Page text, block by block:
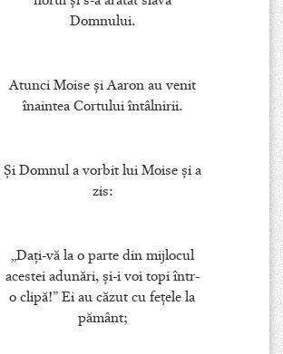
Domnului.
Atunci Moise şi Aaron au venit
înaintea Cortului întâlnirii.
Şi Domnul a vorbit lui Moise şi a
zis:
„Daţi-vă la o parte din mijlocul
acestei adunări, şi-i voi topi într-
o clipă!” Ei au căzut cu feţele la
pământ;